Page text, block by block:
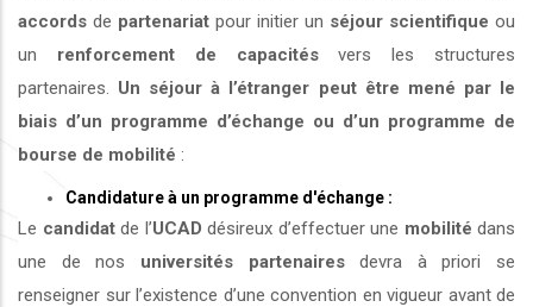
accords de partenariat pour initier un séjour scientifique ou
un renforcement de capacitésvers les structures
partenaires. Un séjour à l’étranger peut être mené par le
biais d’un programme d’échange ou d’un programme de
bourse de mobilité :
Candidature à un programme d'échange :
Le candidatde l’UCAD désireux d’effectuer une mobilité dans
une de nos universités partenairesdevra à priori se
renseigner sur l’existence d’une convention en vigueur avant de